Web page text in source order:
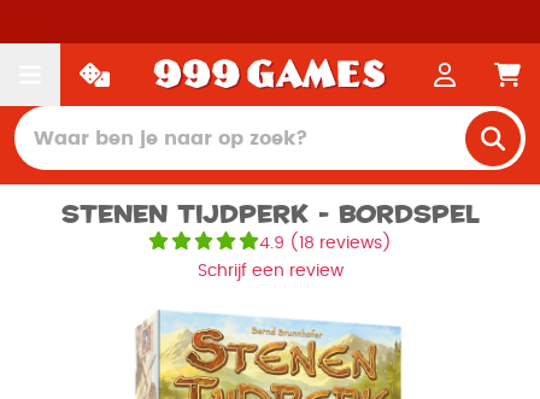
Stenen Tijdperk - Bordspel
4.9 ( 18 reviews )
Schrijf een review